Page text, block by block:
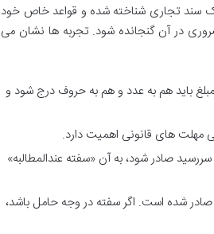
یک سند تجاری شناخته شده و قواعد خاص خود
ضروری در آن گنجانده شود. تجربه ها نشان می
باید هم به عدد و هم به حروف درج شود و
مهلت های قانونی اهمیت دارد.
صادر شود، به آن «سفته عندالمطالبه»
شده است. اگر سفته در وجه حامل باشد،